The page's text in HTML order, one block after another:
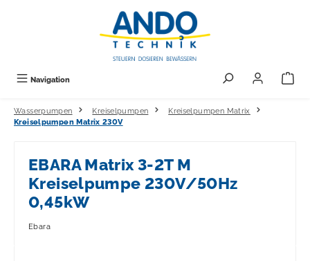
Navigation
Wasserpumpen Kreiselpumpen
Kreiselpumpen Matrix
Kreiselpumpen Matrix 230V
EBARA Matrix 3-2T M
Kreiselpumpe 230V/50Hz
0,45kW
Ebara